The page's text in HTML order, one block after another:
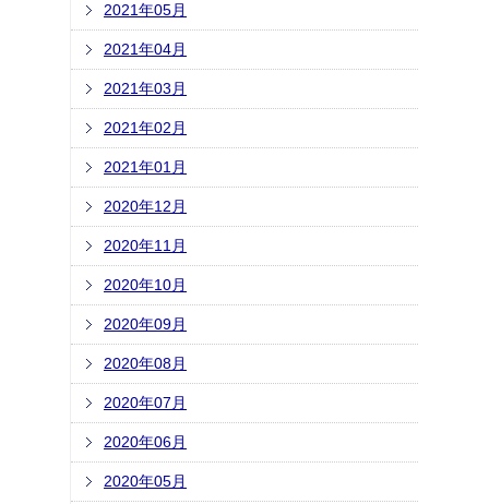
2021年05月
2021年04月
2021年03月
2021年02月
2021年01月
2020年12月
2020年11月
2020年10月
2020年09月
2020年08月
2020年07月
2020年06月
2020年05月